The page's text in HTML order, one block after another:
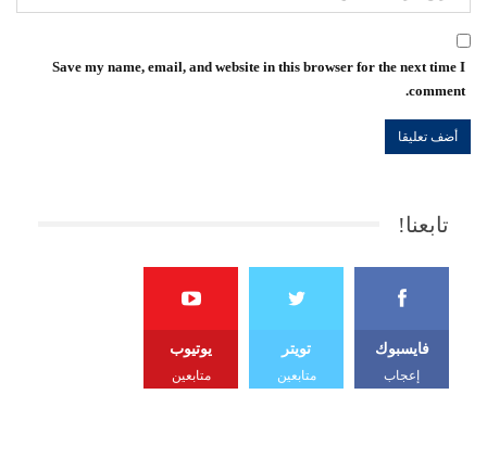
Save my name, email, and website in this browser for the next time I
comment.
تابعنا!
فايسبوك
إعجاب
تويتر
متابعين
يوتيوب
متابعين